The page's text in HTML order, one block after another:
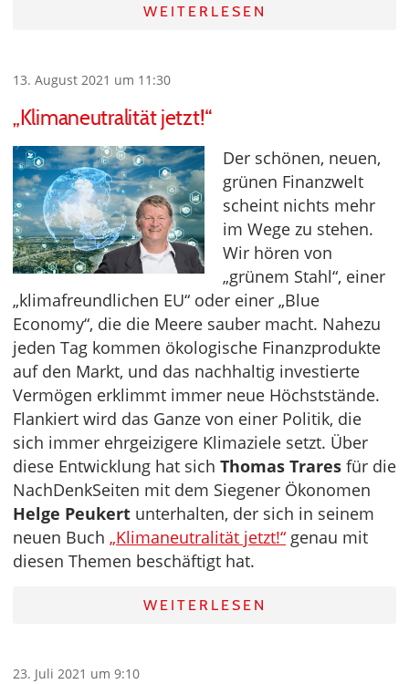
WEITERLESEN
13. August 2021 um 11:30
„Klimaneutralität jetzt!“
Der schönen, neuen,
grünen Finanzwelt
scheint nichts mehr
im Wege zu stehen.
Wir hören von
„grünem Stahl“, einer
„klimafreundlichen EU“ oder einer „Blue
Economy“, die die Meere sauber macht. Nahezu
jeden Tag kommen ökologische Finanzprodukte
auf den Markt, und das nachhaltig investierte
Vermögen erklimmt immer neue Höchststände.
Flankiert wird das Ganze von einer Politik, die
sich immer ehrgeizigere Klimaziele setzt. Über
diese Entwicklung hat sich Thomas Trares für die
NachDenkSeiten mit dem Siegener Ökonomen
Helge Peukert unterhalten, der sich in seinem
neuen Buch „Klimaneutralität jetzt!“ genau mit
diesen Themen beschäftigt hat.
WEITERLESEN
23. Juli 2021 um 9:10